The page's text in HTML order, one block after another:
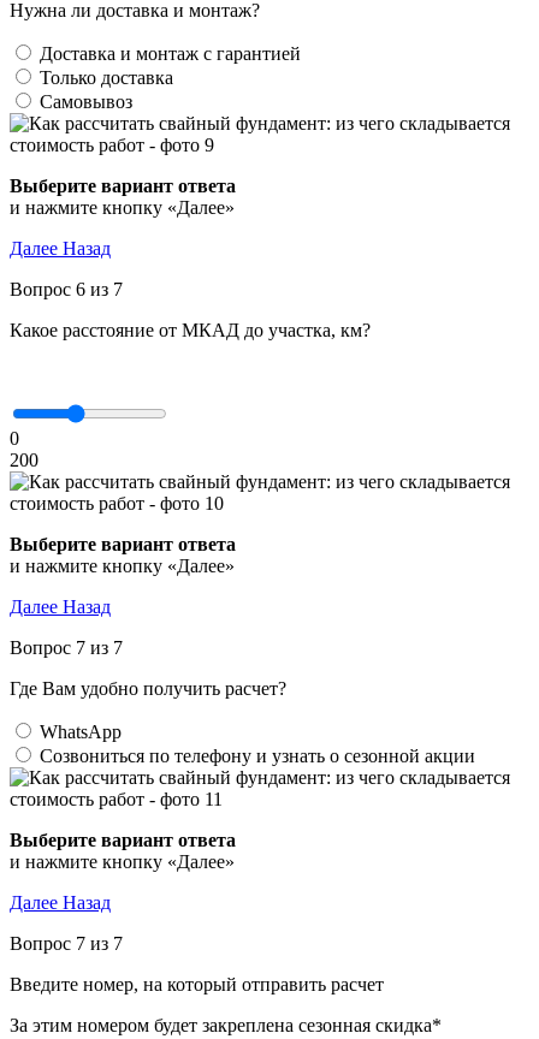
Нужна ли доставка и монтаж?
Доставка и монтаж с гарантией
Только доставка
Самовывоз
Выберите вариант ответа
и нажмите кнопку «Далее»
Далее Назад
Вопрос 6 из 7
Какое расстояние от МКАД до участка, км?
0
200
Выберите вариант ответа
и нажмите кнопку «Далее»
Далее Назад
Вопрос 7 из 7
Где Вам удобно получить расчет?
WhatsApp
Созвониться по телефону и узнать о сезонной акции
Выберите вариант ответа
и нажмите кнопку «Далее»
Далее Назад
Вопрос 7 из 7
Введите номер, на который отправить расчет
За этим номером будет закреплена сезонная скидка*